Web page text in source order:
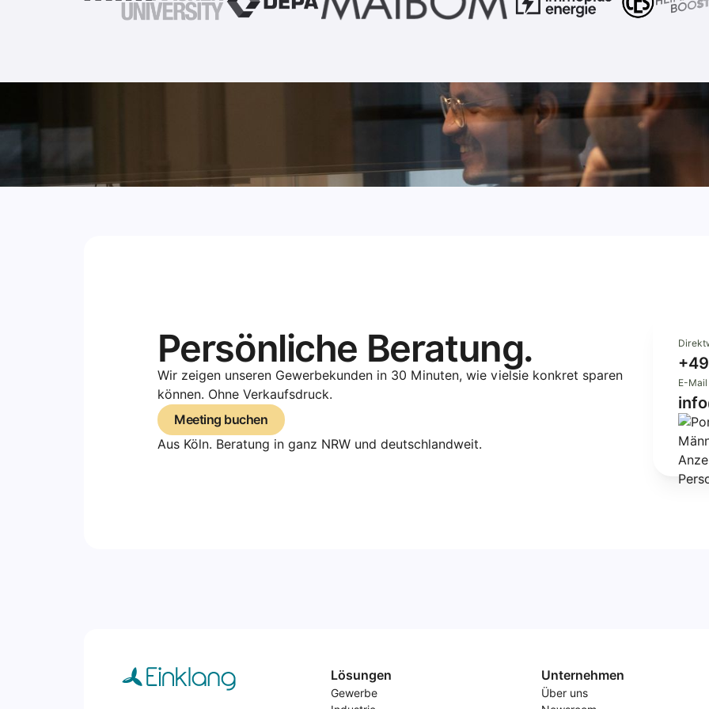
Persönliche Beratung.
Wir zeigen unseren Gewerbekunden in 30 Minuten, wie vielsie konkret sparen
können. Ohne Verkaufsdruck.
Meeting buchen
Meeting buchen
Aus Köln. Beratung in ganz NRW und deutschlandweit.
E-Mail
Lösungen
Gewerbe
Unternehmen
Über uns